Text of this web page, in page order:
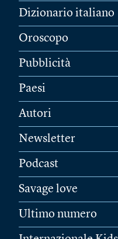
Dizionario italiano
Oroscopo
Pubblicità
Paesi
Autori
Newsletter
Podcast
Savage love
Ultimo numero